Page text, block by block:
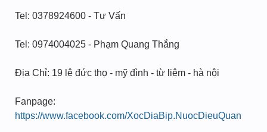
Tel: 0378924600 - Tư Vấn
Tel: 0974004025 - Phạm Quang Thắng
Địa Chỉ: 19 lê đức thọ - mỹ đình - từ liêm - hà nội
Fanpage:
https://www.facebook.com/XocDiaBip.NuocDieuQuan